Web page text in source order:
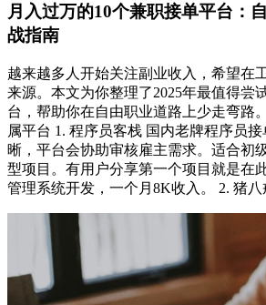
月入过万的10个兼职接单平台：
战指南
越来越多人开始关注副业收入，希望在
来源。本文为你整理了2025年最值得尝
台，帮助你在自由职业道路上少走弯路
属平台 1. 程序员客栈 国内老牌程序员
晰，平台会协助审核雇主需求。适合初
型项目。有用户分享第一个项目就是在
管理系统开发，一个月8K收入。 2. 猪八